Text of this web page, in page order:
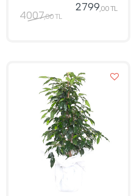
4007,00 TL
2799 ,00 TL